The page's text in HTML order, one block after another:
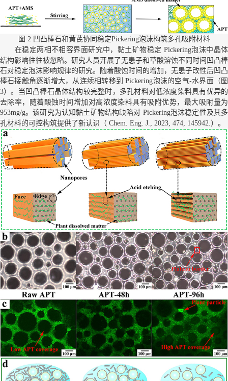
图 2 凹凸棒石和黄芪协同稳定Pickering泡沫构筑多孔吸附材料
在稳定两相不相容界面研究中，黏土矿物稳定 Pickering泡沫中晶体
结构影响往往被忽略。研究人员开展了无患子和草酸溶蚀不同时间凹凸棒
石对稳定泡沫影响规律的研究。随着酸蚀时间的增加，无患子改性后凹凸
棒石接触角逐渐增大，从连续相转移到Pickering泡沫的空气-水界面（图
3）。当凹凸棒石晶体结构较完整时，多孔材料对低浓度染料具有优异的
去除率，随着酸蚀时间增加对高浓度染料具有吸附优势，最大吸附量为
953mg/g。该研究为认知黏土矿物结构缺陷对 Pickering泡沫稳定性及其多
孔材料的可控构筑提供了新认识（ Chem. Eng. J., 2023, 474, 145942.）。